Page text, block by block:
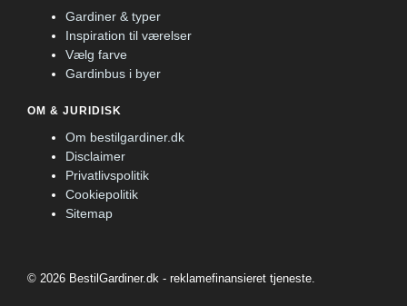
Gardiner & typer
Inspiration til værelser
Vælg farve
Gardinbus i byer
OM & JURIDISK
Om bestilgardiner.dk
Disclaimer
Privatlivspolitik
Cookiepolitik
Sitemap
© 2026 BestilGardiner.dk - reklamefinansieret tjeneste.